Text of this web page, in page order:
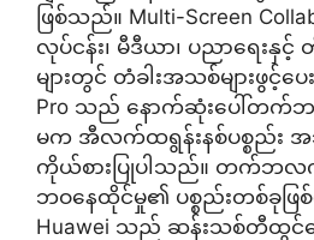
ဖြစ်သည်။ Multi-Screen
လုပ်ငန်း၊ မီဒီယာ၊ ပညာရေး
များတွင် တံခါးအသစ်များဖွင့်ပ
Pro သည် နောက်ဆုံးပေါ်တက်
မက အီလက်ထရွန်းနစ်ပစ္စည်း
ကိုယ်စားပြုပါသည်။ တက်ဘလ
ဘဝနေထိုင်မှု၏ ပစ္စည်းတစ်ခုဖ
Huawei သည် ဆန်းသစ်တီထွ